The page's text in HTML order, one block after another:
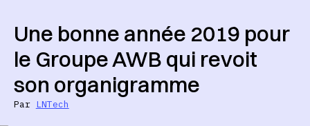
Une bonne année 2019 pour
le Groupe AWB qui revoit
son organigramme
Par LNTech